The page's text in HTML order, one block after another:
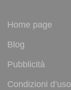
Home page
Blog
Pubblicità
Condizioni d’uso